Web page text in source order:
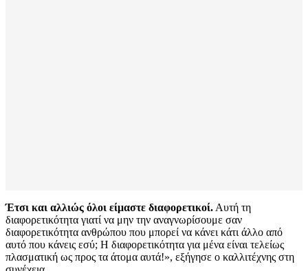
Έτσι και αλλιώς όλοι είμαστε διαφορετικοί. Αυτή τη
διαφορετικότητα γιατί να μην την αναγνωρίσουμε σαν
διαφορετικότητα ανθρώπου που μπορεί να κάνει κάτι άλλο από
αυτό που κάνεις εσύ; Η διαφορετικότητα για μένα είναι τελείως
πλασματική ως προς τα άτομα αυτά!», εξήγησε ο καλλιτέχνης στη